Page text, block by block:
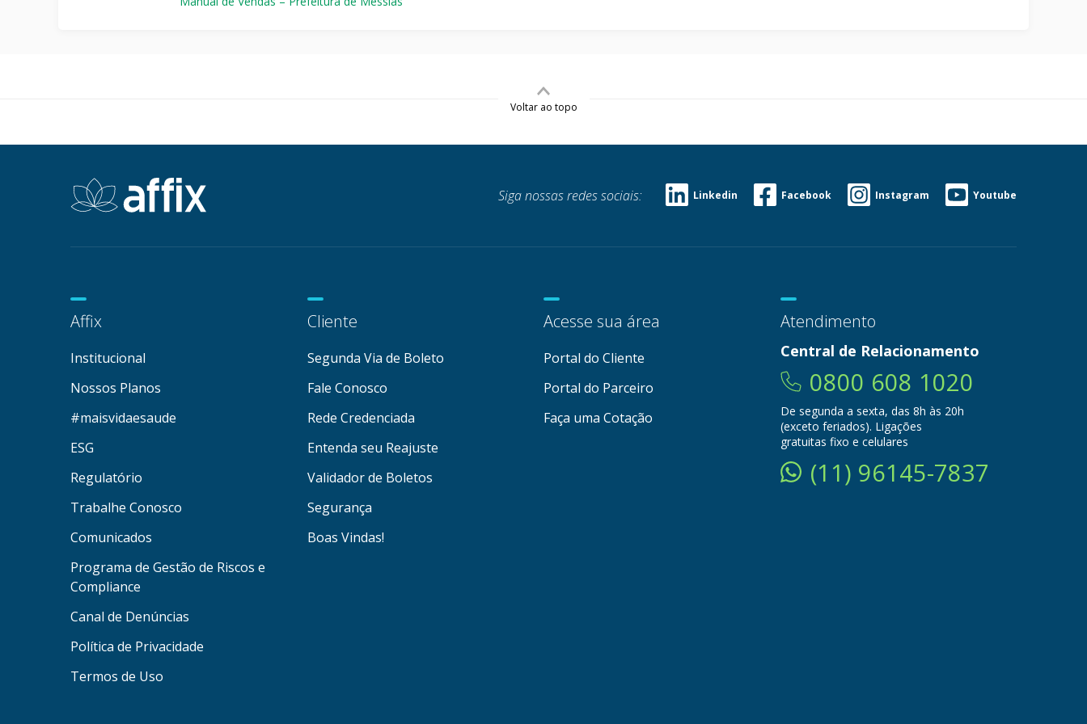
Voltar ao topo
Siga nossas redes sociais: Linkedin Facebook Instagram Youtube
Affix
Institucional
Nossos Planos
#maisvidaesaude
ESG
Regulatório
Trabalhe Conosco
Comunicados
Programa de Gestão de Riscos e
Compliance
Canal de Denúncias
Política de Privacidade
Termos de Uso
Cliente
Segunda Via de Boleto
Fale Conosco
Rede Credenciada
Entenda seu Reajuste
Validador de Boletos
Segurança
Boas Vindas!
Acesse sua área
Portal do Cliente
Portal do Parceiro
Faça uma Cotação
Atendimento
Central de Relacionamento
0800 608 1020
De segunda a sexta, das 8h às 20h
(exceto feriados). Ligações
gratuitas fixo e celulares
(11) 96145-7837